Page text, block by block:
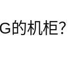
的机柜？